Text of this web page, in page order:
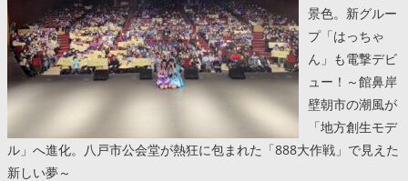
景色。新グルー
プ「はっちゃ
ん」も電撃デビ
ュー！～館鼻岸
壁朝市の潮風が
「地方創生モデ
ル」へ進化。八戸市公会堂が熱狂に包まれた「888大作戦」で見えた
新しい夢～